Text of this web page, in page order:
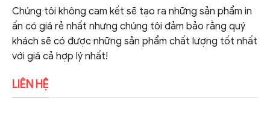
Chúng tôi không cam kết sẽ tạo ra những sản phẩm in
ấn có giá rẻ nhất nhưng chúng tôi đảm bảo rằng quý
khách sẽ có được những sản phẩm chất lượng tốt nhất
với giá cả hợp lý nhất!
LIÊN HỆ